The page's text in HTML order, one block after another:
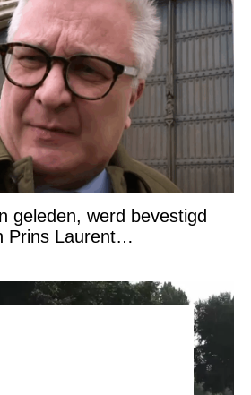
geleden, werd bevestigd
Prins Laurent…